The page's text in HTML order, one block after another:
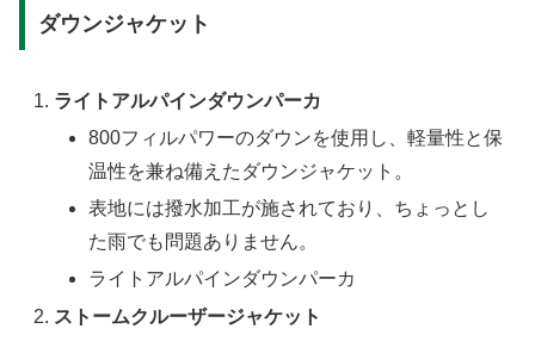
ダウンジャケット
ライトアルパインダウンパーカ
800フィルパワーのダウンを使用し、軽量性と保
温性を兼ね備えたダウンジャケット。
表地には撥水加工が施されており、ちょっとし
た雨でも問題ありません。
ライトアルパインダウンパーカ
ストームクルーザージャケット